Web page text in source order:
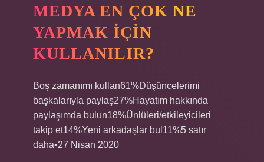
MEDYA EN ÇOK NE
YAPMAK IÇIN
KULLANILIR?
Boş zamanımı kullan61%Düşüncelerimi
başkalarıyla paylaş27%Hayatım hakkında
paylaşımda bulun18%Ünlüleri/etkileyicileri
takip et14%Yeni arkadaşlar bul11%5 satır
daha•27 Nisan 2020